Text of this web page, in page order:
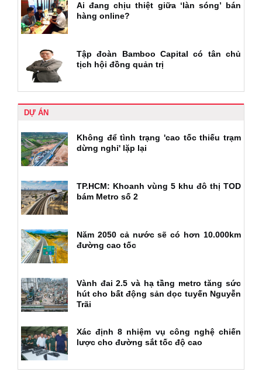
Ai đang chịu thiệt giữa ‘làn sóng’ bán
hàng online?
Tập đoàn Bamboo Capital có tân chủ
tịch hội đồng quản trị
DỰ ÁN
Không để tình trạng 'cao tốc thiếu trạm
dừng nghỉ' lặp lại
TP.HCM: Khoanh vùng 5 khu đô thị TOD
bám Metro số 2
Năm 2050 cả nước sẽ có hơn 10.000km
đường cao tốc
Vành đai 2.5 và hạ tầng metro tăng sức
hút cho bất động sản dọc tuyến Nguyễn
Trãi
Xác định 8 nhiệm vụ công nghệ chiến
lược cho đường sắt tốc độ cao